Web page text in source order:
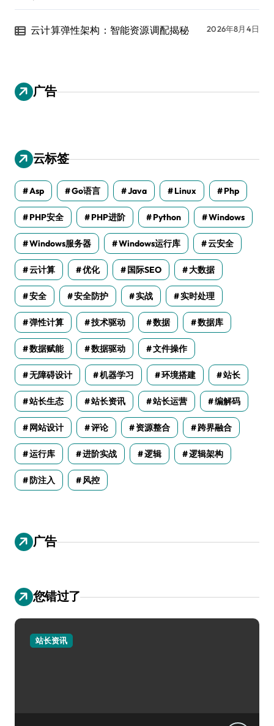
云计算弹性架构：智能资源调配揭秘 2026年8月4日
广告
云标签
Asp Go语言 Java Linux Php
PHP安全 PHP进阶 Python Windows
Windows服务器 Windows运行库 云安全
云计算 优化 国际SEO 大数据
安全 安全防护 实战 实时处理
弹性计算 技术驱动 数据 数据库
数据赋能 数据驱动 文件操作
无障碍设计 机器学习 环境搭建 站长
站长生态 站长资讯 站长运营 编解码
网站设计 评论 资源整合 跨界融合
运行库 进阶实战 逻辑 逻辑架构
防注入 风控
广告
您错过了
站长资讯